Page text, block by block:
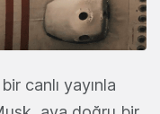
canlı yayınla